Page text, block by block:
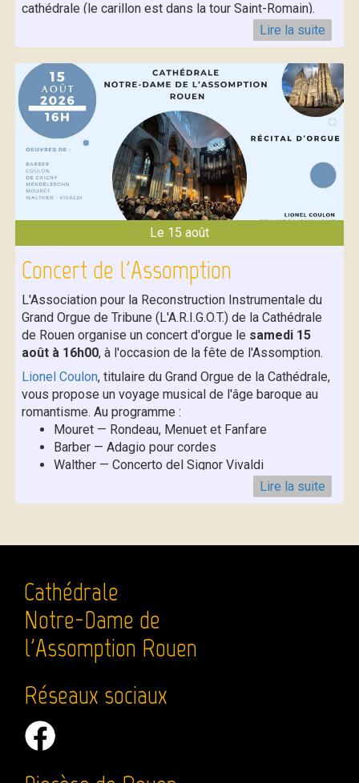
cathédrale (le carillon est dans la tour Saint-Romain).
Consultez le programme completen cliquant sur ce lien.
Lire la suite
Le 15 août
Concert de l'Assomption
L'Association pour la Reconstruction Instrumentale du
Grand Orgue de Tribune (L'A.R.I.G.O.T.) de la Cathédrale
de Rouen organise un concert d'orgue le samedi 15
août à 16h00, à l'occasion de la fête de l'Assomption.
Lionel Coulon, titulaire du Grand Orgue de la Cathédrale,
vous propose un voyage musical de l'âge baroque au
romantisme. Au programme :
Mouret — Rondeau, Menuet et Fanfare
Barber — Adagio pour cordes
Walther — Concerto del Signor Vivaldi
Lionel Coulon — Je vous salue Marie
Entrée libre. Participation aux frais d’entretien des
Lire la suite
Cathédrale
Notre-Dame de
l'Assomption Rouen
Réseaux sociaux